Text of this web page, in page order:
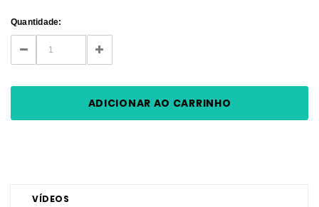
Current
Stock:
Quantidade:
DECREASE
QUANTITY:
INCREASE
QUANTITY:
VÍDEOS